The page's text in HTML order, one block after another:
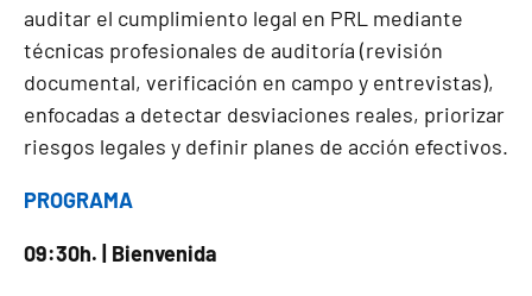
auditar el cumplimiento legal en PRL mediante
técnicas profesionales de auditoría (revisión
documental, verificación en campo y entrevistas),
enfocadas a detectar desviaciones reales, priorizar
riesgos legales y definir planes de acción efectivos.
PROGRAMA
09:30h. | Bienvenida